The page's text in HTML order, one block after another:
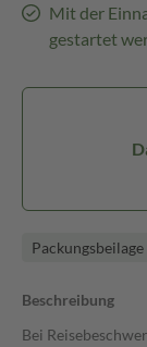
Mit der
gestartet
Packungsbeilage
Beschreibung
Bei